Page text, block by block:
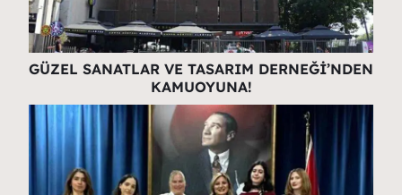
GÜZEL SANATLAR VE TASARIM DERNEĞİ’NDEN
KAMUOYUNA!